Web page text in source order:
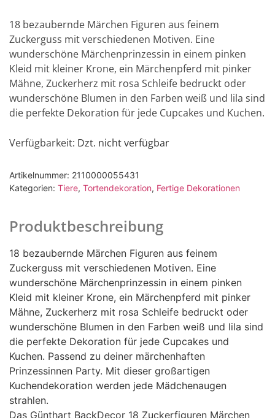
18 bezaubernde Märchen Figuren aus feinem
Zuckerguss mit verschiedenen Motiven. Eine
wunderschöne Märchenprinzessin in einem pinken
Kleid mit kleiner Krone, ein Märchenpferd mit pinker
Mähne, Zuckerherz mit rosa Schleife bedruckt oder
wunderschöne Blumen in den Farben weiß und lila sind
die perfekte Dekoration für jede Cupcakes und Kuchen.
Verfügbarkeit: Dzt. nicht verfügbar
Artikelnummer: 2110000055431
Kategorien: Tiere, Tortendekoration, Fertige Dekorationen
Produktbeschreibung
18 bezaubernde Märchen Figuren aus feinem
Zuckerguss mit verschiedenen Motiven. Eine
wunderschöne Märchenprinzessin in einem pinken
Kleid mit kleiner Krone, ein Märchenpferd mit pinker
Mähne, Zuckerherz mit rosa Schleife bedruckt oder
wunderschöne Blumen in den Farben weiß und lila sind
die perfekte Dekoration für jede Cupcakes und
Kuchen. Passend zu deiner märchenhaften
Prinzessinnen Party. Mit dieser großartigen
Kuchendekoration werden jede Mädchenaugen
strahlen.
Das Günthart BackDecor 18 Zuckerfiguren Märchen